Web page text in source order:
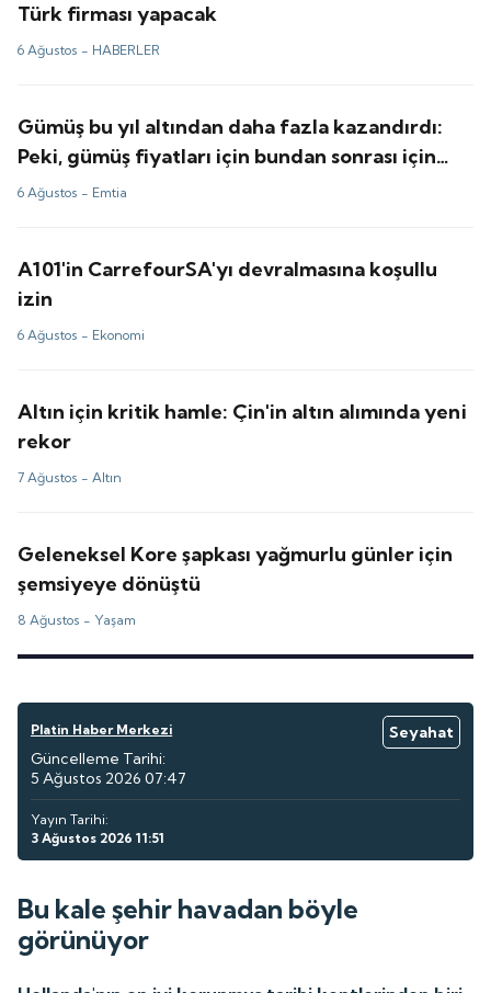
Türk firması yapacak
6 Ağustos - HABERLER
Gümüş bu yıl altından daha fazla kazandırdı:
Peki, gümüş fiyatları için bundan sonrası için
tahminler ne?
6 Ağustos - Emtia
A101'in CarrefourSA'yı devralmasına koşullu
izin
6 Ağustos - Ekonomi
Altın için kritik hamle: Çin'in altın alımında yeni
rekor
7 Ağustos -Altın
Geleneksel Kore şapkası yağmurlu günler için
şemsiyeye dönüştü
8 Ağustos - Yaşam
Platin Haber Merkezi
Seyahat
Güncelleme Tarihi:
5 Ağustos 2026 07:47
Yayın Tarihi:
3 Ağustos 2026 11:51
Bu kale şehir havadan böyle
görünüyor